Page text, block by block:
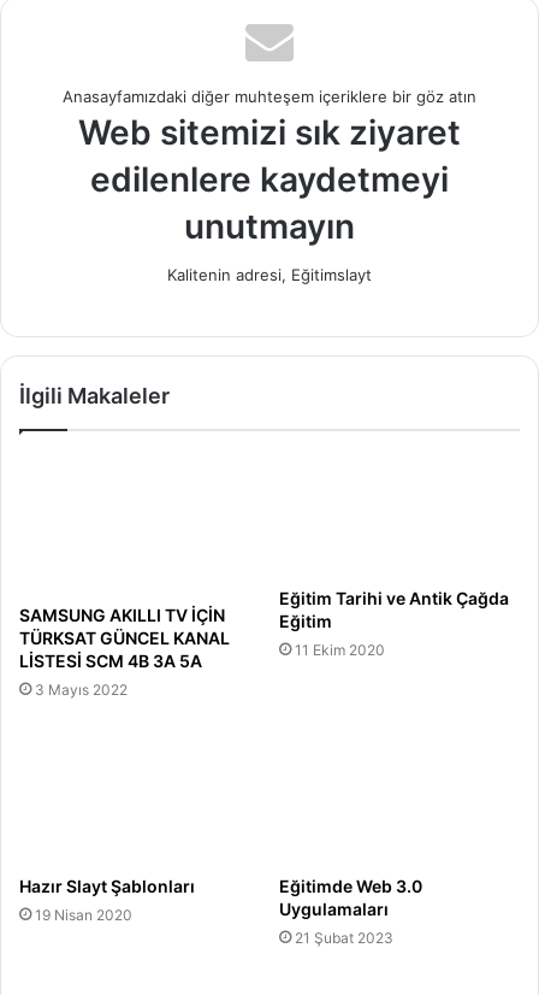
Anasayfamızdaki diğer muhteşem içeriklere bir göz atın
Web sitemizi sık ziyaret
edilenlere kaydetmeyi
unutmayın
Kalitenin adresi, Eğitimslayt
İlgili Makaleler
SAMSUNG AKILLI TV İÇİN
TÜRKSAT GÜNCEL KANAL
LİSTESİ SCM 4B 3A 5A
3 Mayıs 2022
Eğitim Tarihi ve Antik Çağda
Eğitim
11 Ekim 2020
Hazır Slayt Şablonları
19 Nisan 2020
Eğitimde Web 3.0
Uygulamaları
21 Şubat 2023